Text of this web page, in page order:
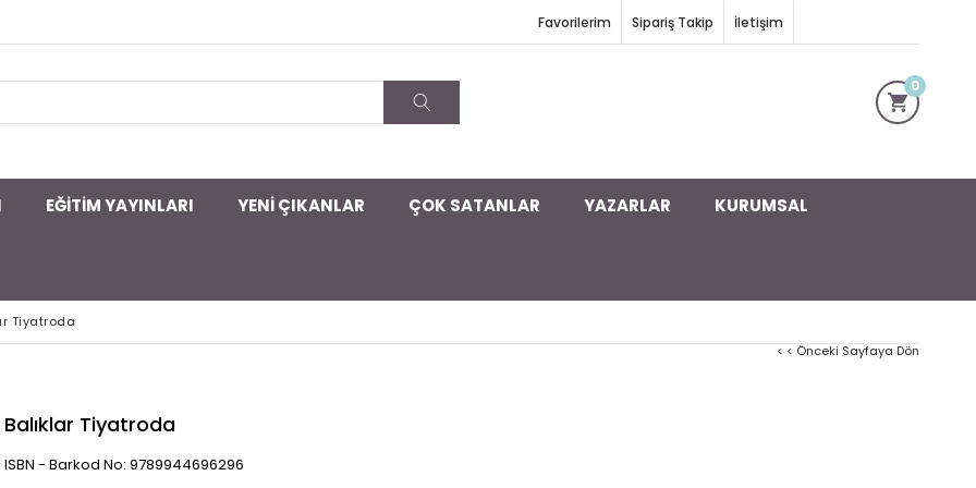
Sipariş Takip İletişim
Favorilerim
0
EĞİTİM YAYINLARI YENİ ÇIKANLAR ÇOK SATANLAR YAZARLAR KURUMSAL
Tiyatroda
< < Önceki Sayfaya Dön
Balıklar Tiyatroda
ISBN - Barkod No: 9789944696296